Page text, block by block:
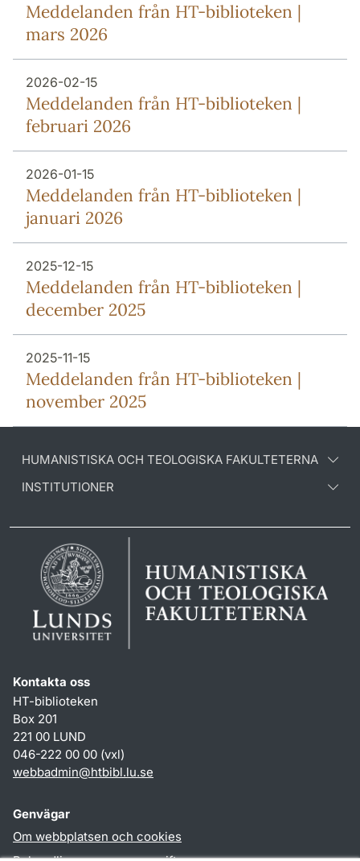
Meddelanden från HT-biblioteken |
mars 2026
2026-02-15
Meddelanden från HT-biblioteken |
februari 2026
2026-01-15
Meddelanden från HT-biblioteken |
januari 2026
2025-12-15
Meddelanden från HT-biblioteken |
december 2025
2025-11-15
Meddelanden från HT-biblioteken |
november 2025
HUMANISTISKA OCH TEOLOGISKA FAKULTETERNA
INSTITUTIONER
Kontakta oss
HT-biblioteken
Box 201
221 00 LUND
046-222 00 00 (vxl)
webbadmin@htbibl.lu.se
Genvägar
Om webbplatsen och cookies